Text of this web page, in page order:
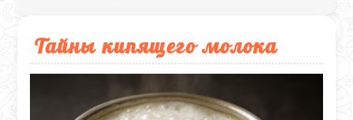
Тайны кипящего молока